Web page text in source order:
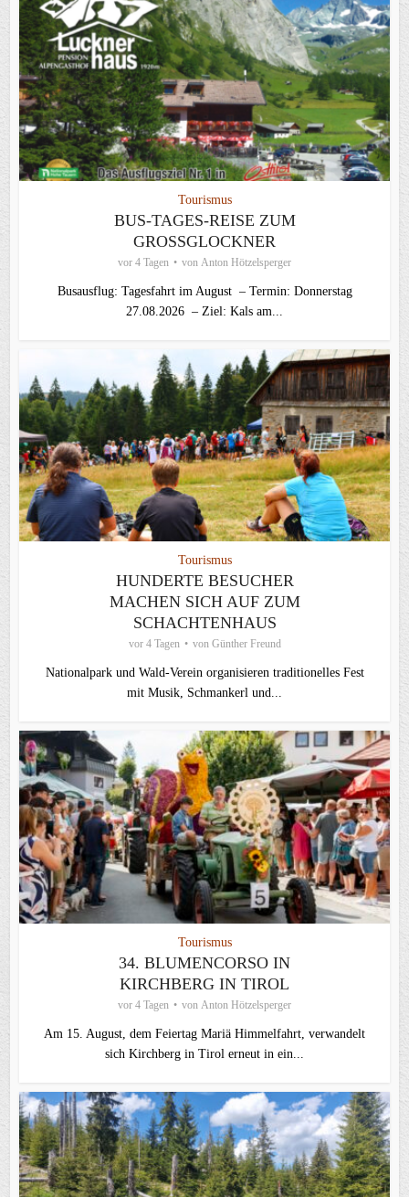
Tourismus
BUS-TAGES-REISE ZUM
GROSSGLOCKNER
vor 4 Tagen von Anton Hötzelsperger
Busausflug: Tagesfahrt im August – Termin: Donnerstag
27.08.2026 – Ziel: Kals am...
Tourismus
HUNDERTE BESUCHER
MACHEN SICH AUF ZUM
SCHACHTENHAUS
vor 4 Tagen von Günther Freund
Nationalpark und Wald-Verein organisieren traditionelles Fest
mit Musik, Schmankerl und...
Tourismus
34. BLUMENCORSO IN
KIRCHBERG IN TIROL
vor 4 Tagen von Anton Hötzelsperger
Am 15. August, dem Feiertag Mariä Himmelfahrt, verwandelt
sich Kirchberg in Tirol erneut in ein...